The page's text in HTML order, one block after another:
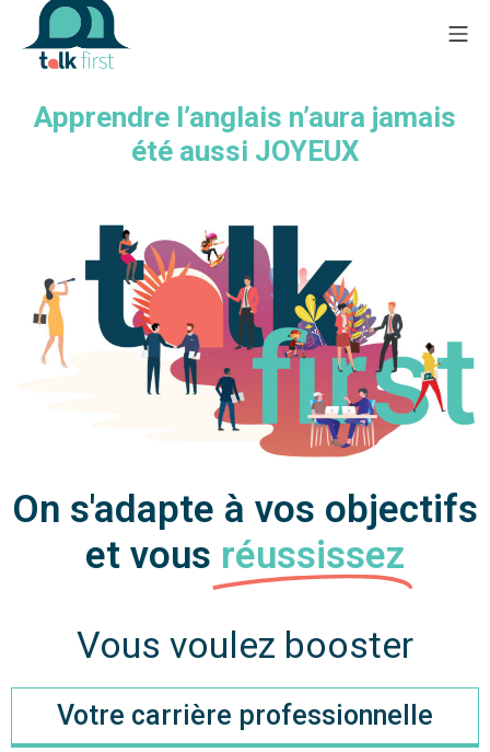
Apprendre l’anglais n’aura jamais
été aussi JOYEUX
On s'adapte à vos objectifs
et vous réussissez
Vous voulez booster
Votre carrière professionnelle